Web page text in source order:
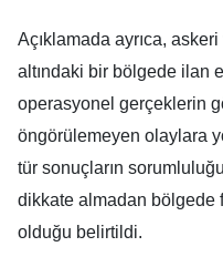
Açıklamada ayrıca,
altındaki bir bölgede ilan
operasyonel gerçeklerin
öngörülemeyen olaylara
tür sonuçların
dikkate almadan bölgede
olduğu belirtildi.